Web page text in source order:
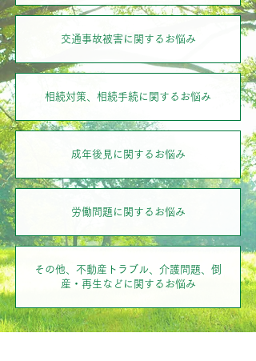
交通事故被害に関するお悩み
相続対策、相続手続に関するお悩み
成年後見に関するお悩み
労働問題に関するお悩み
その他、不動産トラブル、介護問題、倒
産・再生などに関するお悩み